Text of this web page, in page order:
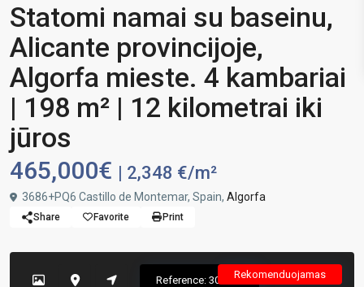
Statomi namai su baseinu,
Alicante provincijoje,
Algorfa mieste. 4 kambariai
| 198 m² | 12 kilometrai iki
jūros
465,000€ | 2,348 €/m²
3686+PQ6 Castillo de Montemar, Spain, Algorfa
Share Favorite Print
Rekomenduojamas
Reference: 302610